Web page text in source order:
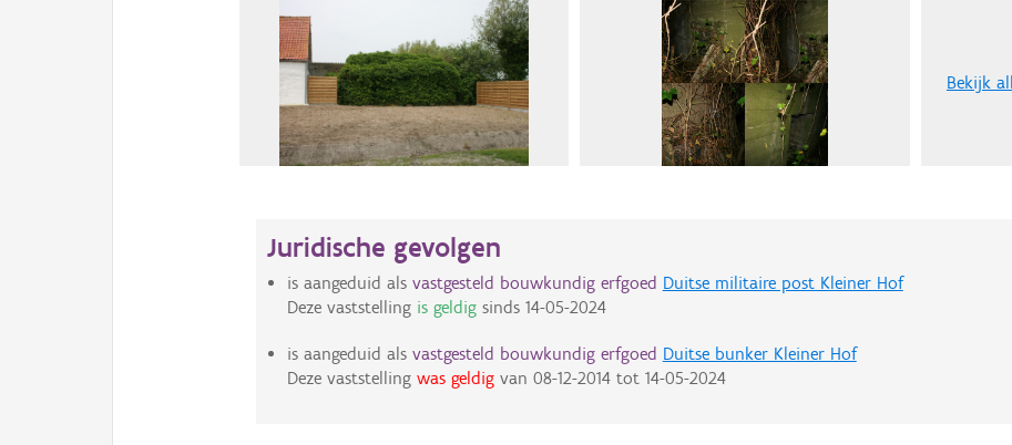
Bekijk
Juridische gevolgen
is aangeduid als vastgesteld bouwkundig erfgoed Duitse militaire post Kleiner Hof
Deze vaststelling is geldigsinds 14-05-2024
is aangeduid als vastgesteld bouwkundig erfgoed Duitse bunker Kleiner Hof
Deze vaststelling was geldigvan 08-12-2014tot 14-05-2024